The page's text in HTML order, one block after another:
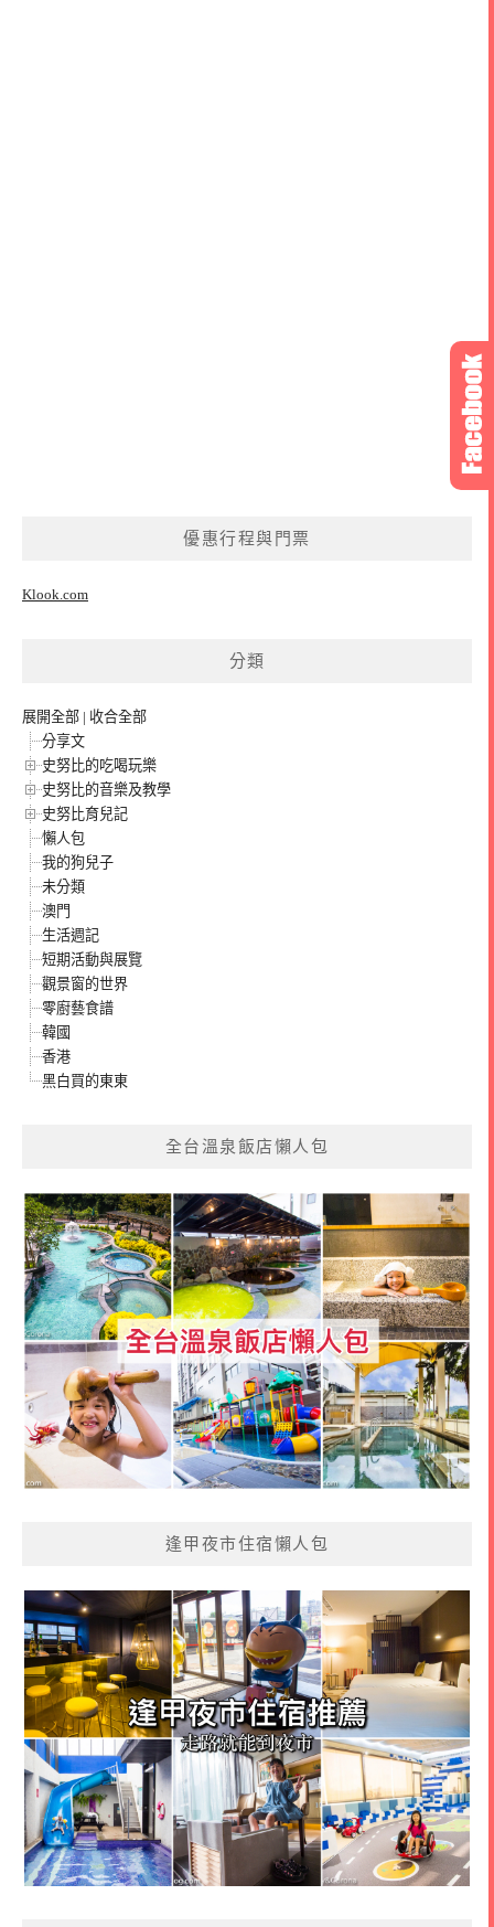
優惠行程與門票
Klook.com
分類
展開全部 | 收合全部
分享文
史努比的吃喝玩樂
史努比的音樂及教學
史努比育兒記
懶人包
我的狗兒子
未分類
澳門
生活週記
短期活動與展覽
觀景窗的世界
零廚藝食譜
韓國
香港
黑白買的東東
全台溫泉飯店懶人包
逢甲夜市住宿懶人包